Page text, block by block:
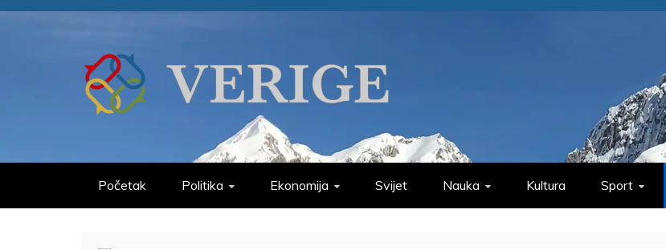
Skip
VERIGE
Početak Politika Ekonomija Svijet Nauka Kultura Sport